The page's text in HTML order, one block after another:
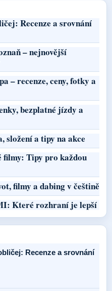
Recenze a srovnání
– nejnovější
– recenze, ceny, fotky a
bezplatné jízdy a
složení a tipy na akce
Tipy pro každou
filmy a dabing v češtině
Které rozhraní je lepší
Recenze a srovnání